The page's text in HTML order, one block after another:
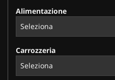
CONTATTI
Alimentazione
Carrozzeria